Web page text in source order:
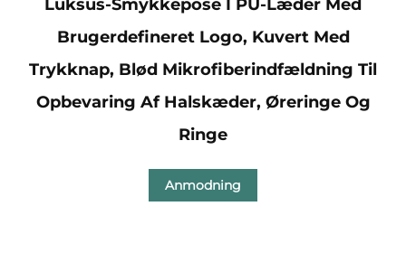
Luksus-Smykkepose I PU-Læder Med
Brugerdefineret Logo, Kuvert Med
Trykknap, Blød Mikrofiberindfældning Til
Opbevaring Af Halskæder, Øreringe Og
Ringe
Anmodning